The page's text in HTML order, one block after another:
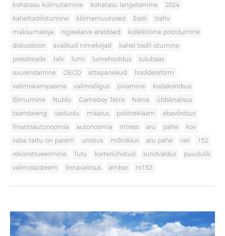
kohatasu külmutamine kohatasu langetamine 2024
kaheltoolilistumine kliimamuutused Eesti trahv
maksumaksja riigieelarve eraldised kollektiivne pöördumine
diskussioon avalikud nimekirjad kahel toolil istumine
pressiteade talv lumi lumehooldus tulubaas
suurendamine OECD ettepanekud hooldereform
valimiskampaania valimisõigus piiramine kodakondsus
lõimumine Nublu Gameboy Tetris Narva üldsõnalisus
taandareng vastuolu määrus poliitreklaam ebavõrdsus
finantsautonoomia autonoomia intress aru pähe kov
vaba tartu on parem unistus mõtisklus aru pähe vali 152
rekonstrueerimine Turu korteriühistud sundvaldus puudulik
valimissüsteem linnavalitsus ämber nr152